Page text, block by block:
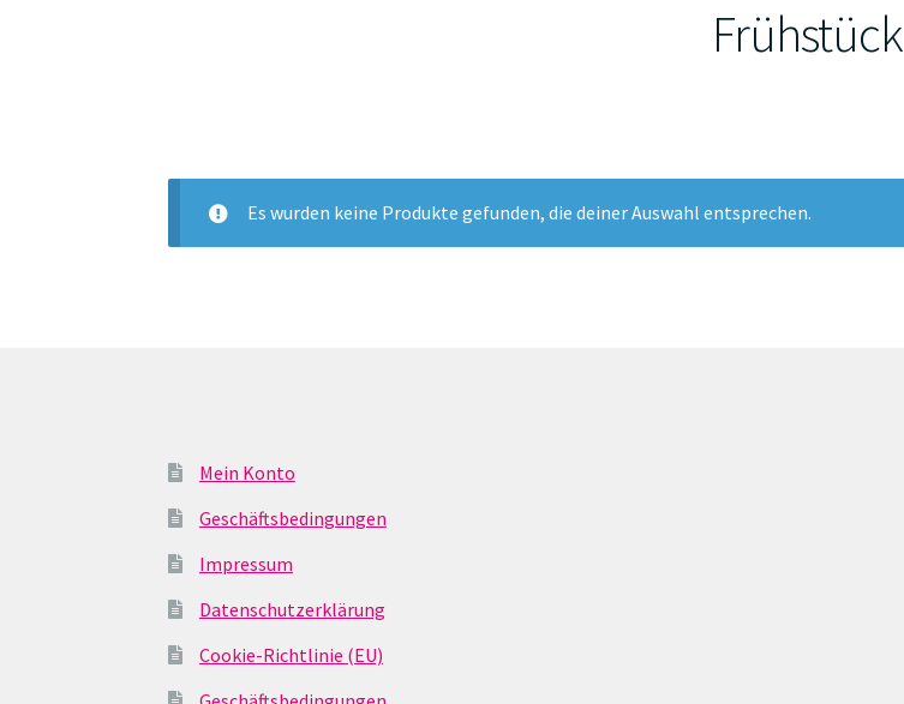
Frühstück
Es wurden keine Produkte gefunden, die deiner Auswahl entsprechen.
Mein Konto
Geschäftsbedingungen
Impressum
Datenschutzerklärung
Cookie-Richtlinie (EU)